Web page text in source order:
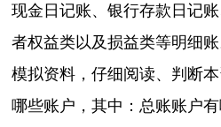
现金日记账、银行存款日记
者权益类以及损益类等明细
模拟资料，仔细阅读、判断
哪些账户，其中：总账账户